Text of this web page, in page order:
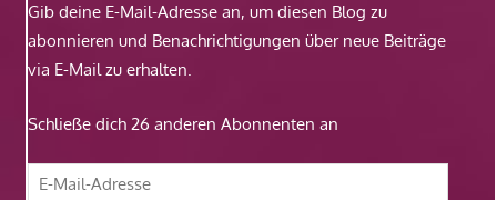
Gib deine E-Mail-Adresse an, um diesen Blog zu
abonnieren und Benachrichtigungen über neue Beiträge
via E-Mail zu erhalten.
Schließe dich 26 anderen Abonnenten an
E-